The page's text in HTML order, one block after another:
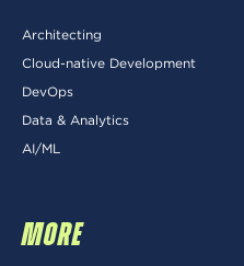
Architecting
Cloud-native Development
DevOps
Data & Analytics
AI/ML
MORE